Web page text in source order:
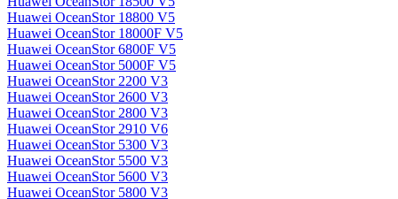
Huawei OceanStor 18800 V5
Huawei OceanStor 18000F V5
Huawei OceanStor 6800F V5
Huawei OceanStor 5000F V5
Huawei OceanStor 2200 V3
Huawei OceanStor 2600 V3
Huawei OceanStor 2800 V3
Huawei OceanStor 2910 V6
Huawei OceanStor 5300 V3
Huawei OceanStor 5500 V3
Huawei OceanStor 5600 V3
Huawei OceanStor 5800 V3